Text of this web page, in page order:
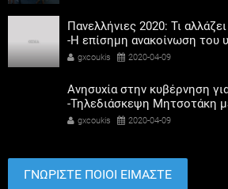
Πανελλήνιες 2020: Τι
-Η επίσημη ανακοίνωση του
gxcoukis 2020-04-09
Ανησυχία στην κυβέρνηση
-Τηλεδιάσκεψη Μητσοτάκη
gxcoukis 2020-04-09
ΓΝΩΡΙΣΤΕ ΠΟΙΟΙ ΕΙΜΑΣΤΕ